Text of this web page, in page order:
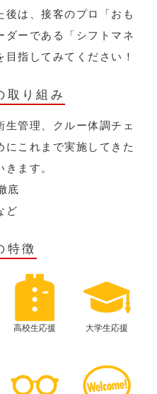
後は、接客のプロ「おも
ダーである「シフトマネ
指してみてください！
取り組み
管理、クルー体調チェ
にこれまで実施してきた
ます。
底
ど
特徴
高校生応援 大学生応援